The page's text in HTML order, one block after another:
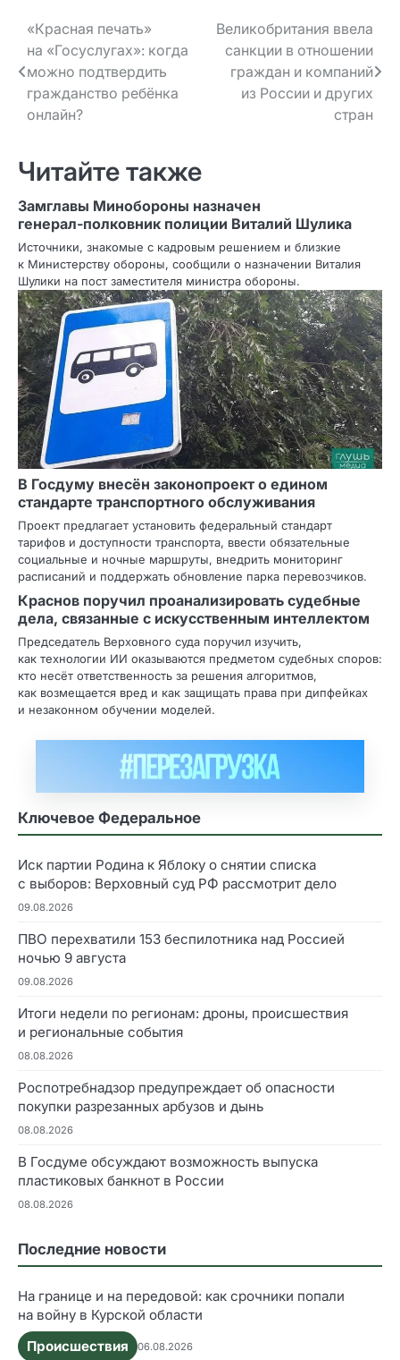
Навигация
по записям
«Красная печать»
на «Госуслугах»: когда
можно подтвердить
гражданство ребёнка
онлайн?
Великобритания ввела
санкции в отношении
граждан и компаний
из России и других
стран
Читайте также
Замглавы Минобороны назначен
генерал‑полковник полиции Виталий Шулика
Источники, знакомые с кадровым решением и близкие
к Министерству обороны, сообщили о назначении Виталия
Шулики на пост заместителя министра обороны.
В Госдуму внесён законопроект о едином
стандарте транспортного обслуживания
Проект предлагает установить федеральный стандарт
тарифов и доступности транспорта, ввести обязательные
социальные и ночные маршруты, внедрить мониторинг
расписаний и поддержать обновление парка перевозчиков.
Краснов поручил проанализировать судебные
дела, связанные с искусственным интеллектом
Председатель Верховного суда поручил изучить,
как технологии ИИ оказываются предметом судебных споров:
кто несёт ответственность за решения алгоритмов,
как возмещается вред и как защищать права при дипфейках
и незаконном обучении моделей.
Ключевое Федеральное
Иск партии Родина к Яблоку о снятии списка
с выборов: Верховный суд РФ рассмотрит дело
09.08.2026
ПВО перехватили 153 беспилотника над Россией
ночью 9 августа
09.08.2026
Итоги недели по регионам: дроны, происшествия
и региональные события
08.08.2026
Роспотребнадзор предупреждает об опасности
покупки разрезанных арбузов и дынь
08.08.2026
В Госдуме обсуждают возможность выпуска
пластиковых банкнот в России
08.08.2026
Последние новости
На границе и на передовой: как срочники попали
на войну в Курской области
Происшествия
06.08.2026